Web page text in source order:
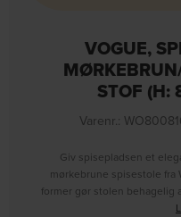
VOGUE,
STOF (H:
Varenr.:
Giv spisepladsen et
mørkebrune spisestole fra
former gør stolen behagelig